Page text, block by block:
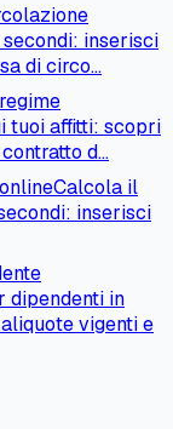
inserisci
di circo…
tuoi affitti: scopri
d…
Calcola il
inserisci
dipendenti in
vigenti e